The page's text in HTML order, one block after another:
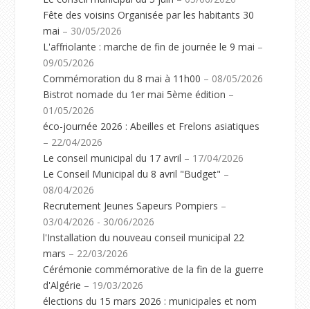
Fête des voisins Organisée par les habitants 30
mai – 30/05/2026
L'affriolante : marche de fin de journée le 9 mai –
09/05/2026
Commémoration du 8 mai à 11h00 – 08/05/2026
Bistrot nomade du 1er mai 5ème édition –
01/05/2026
éco-journée 2026 : Abeilles et Frelons asiatiques
– 22/04/2026
Le conseil municipal du 17 avril – 17/04/2026
Le Conseil Municipal du 8 avril "Budget" –
08/04/2026
Recrutement Jeunes Sapeurs Pompiers –
03/04/2026 - 30/06/2026
l'Installation du nouveau conseil municipal 22
mars – 22/03/2026
Cérémonie commémorative de la fin de la guerre
d'Algérie – 19/03/2026
élections du 15 mars 2026 : municipales et nom